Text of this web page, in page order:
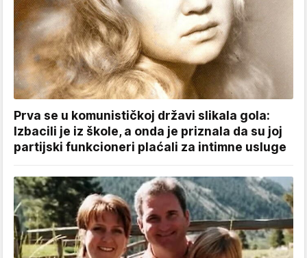
Prva se u komunističkoj državi slikala gola:
Izbacili je iz škole, a onda je priznala da su joj
partijski funkcioneri plaćali za intimne usluge